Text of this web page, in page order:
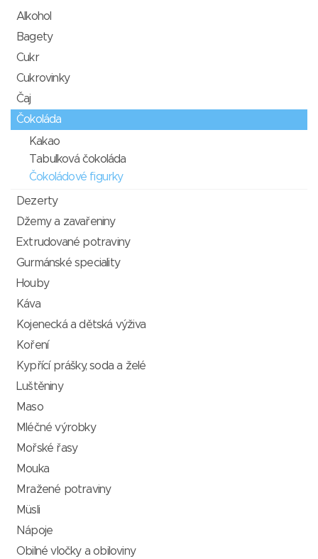
Alkohol
Bagety
Cukr
Cukrovinky
Čaj
Čokoláda
Kakao
Tabulková čokoláda
Čokoládové figurky
Dezerty
Džemy a zavařeniny
Extrudované potraviny
Gurmánské speciality
Houby
Káva
Kojenecká a dětská výživa
Koření
Kypřící prášky, soda a želé
Luštěniny
Maso
Mléčné výrobky
Mořské řasy
Mouka
Mražené potraviny
Müsli
Nápoje
Obilné vločky a obiloviny